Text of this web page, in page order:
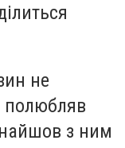
не
полюбляв
з ним